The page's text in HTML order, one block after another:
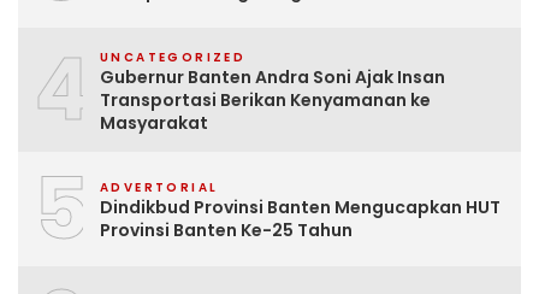
4 UNCATEGORIZED
Gubernur Banten Andra Soni Ajak Insan
Transportasi Berikan Kenyamanan ke
Masyarakat
5 ADVERTORIAL
Dindikbud Provinsi Banten Mengucapkan HUT
Provinsi Banten Ke-25 Tahun